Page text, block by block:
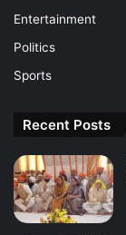
Entertainment
Politics
Sports
Recent Posts